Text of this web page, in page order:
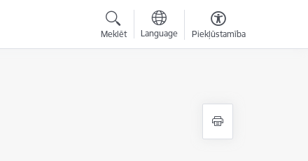
Meklēt Language Piekļūstamība